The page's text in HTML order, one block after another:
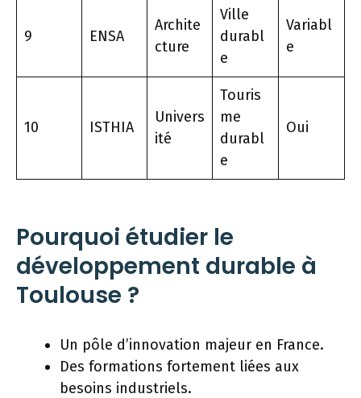
9 ENSA
Archite
cture
Ville
durabl
e
Variabl
e
10 ISTHIA
Univers
ité
Touris
me
durabl
e
Oui
Pourquoi étudier le
développement durable à
Toulouse ?
Un pôle d’innovation majeur en France.
Des formations fortement liées aux
besoins industriels.